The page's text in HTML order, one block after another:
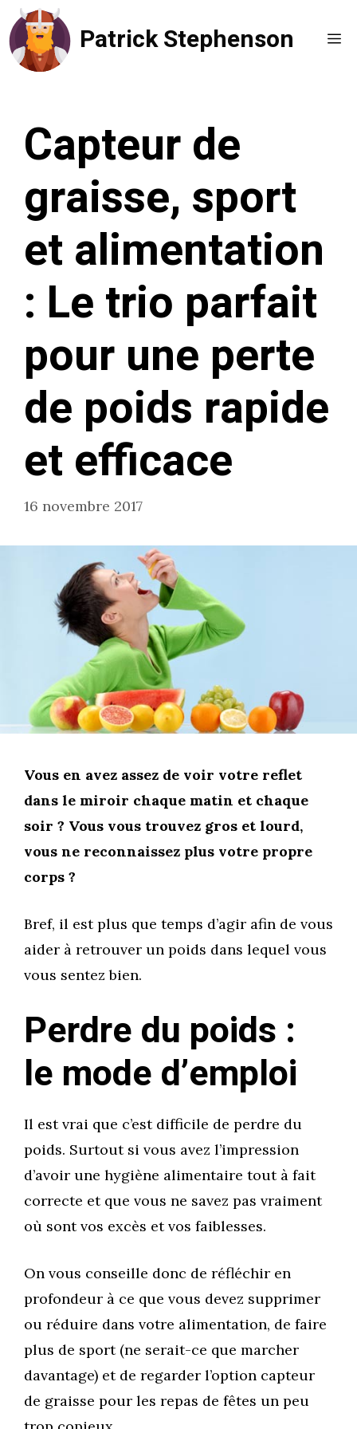
Aller
au
contenu
Patrick Stephenson
Capteur de
graisse, sport
et alimentation
: Le trio parfait
pour une perte
de poids rapide
et efficace
16 novembre 2017
Vous en avez assez de voir votre reflet
dans le miroir chaque matin et chaque
soir ? Vous vous trouvez gros et lourd,
vous ne reconnaissez plus votre propre
corps ?
Bref, il est plus que temps d’agir afin de vous
aider à retrouver un poids dans lequel vous
vous sentez bien.
Perdre du poids :
le mode d’emploi
Il est vrai que c’est difficile de perdre du
poids. Surtout si vous avez l’impression
d’avoir une hygiène alimentaire tout à fait
correcte et que vous ne savez pas vraiment
où sont vos excès et vos faiblesses.
On vous conseille donc de réfléchir en
profondeur à ce que vous devez supprimer
ou réduire dans votre alimentation, de faire
plus de sport (ne serait-ce que marcher
davantage) et de regarder l’option capteur
de graisse pour les repas de fêtes un peu